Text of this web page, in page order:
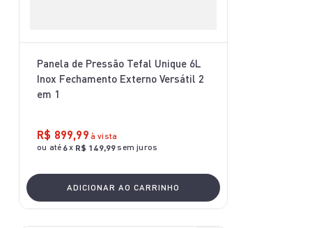
Panela de Pressão Tefal Unique 6L
Inox Fechamento Externo Versátil 2
em 1
R$ 899,99 à vista
ou até 6x R$ 149,99sem juros
ADICIONAR AO CARRINHO